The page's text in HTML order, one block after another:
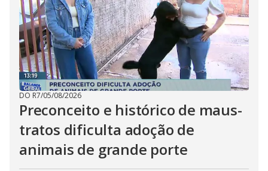
DO R7/05/08/2026
Preconceito e histórico de maus-
tratos dificulta adoção de
animais de grande porte